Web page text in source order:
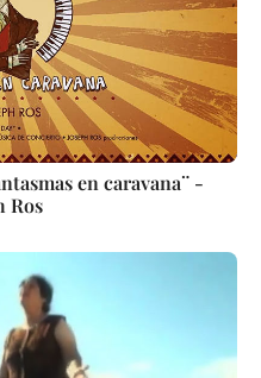
en caravana¨ -
Ros